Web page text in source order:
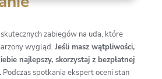
zabiegów na uda, które
wygląd.Jeśli masz wątpliwości,
najlepszy, skorzystaj z bezpłatnej
Podczas spotkania ekspert oceni stan